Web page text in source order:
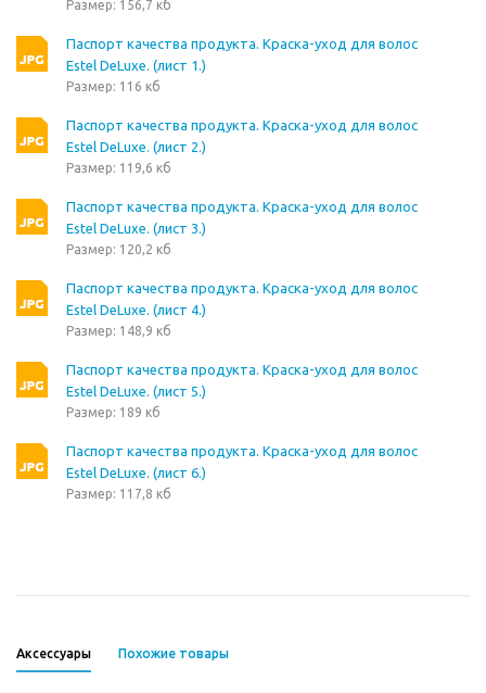
Размер: 156,7 кб
Паспорт качества продукта. Краска-уход для волос
Estel DeLuxe. (лист 1.)
Размер: 116 кб
Паспорт качества продукта. Краска-уход для волос
Estel DeLuxe. (лист 2.)
Размер: 119,6 кб
Паспорт качества продукта. Краска-уход для волос
Estel DeLuxe. (лист 3.)
Размер: 120,2 кб
Паспорт качества продукта. Краска-уход для волос
Estel DeLuxe. (лист 4.)
Размер: 148,9 кб
Паспорт качества продукта. Краска-уход для волос
Estel DeLuxe. (лист 5.)
Размер: 189 кб
Паспорт качества продукта. Краска-уход для волос
Estel DeLuxe. (лист 6.)
Размер: 117,8 кб
Аксессуары Похожие товары